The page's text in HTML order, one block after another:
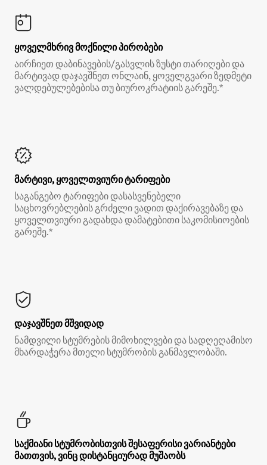
ყოველმხრივ მოქნილი პირობები
აირჩიეთ დაბინავების/გასვლის ზუსტი თარიღები და
მარტივად დაჯავშნეთ ონლაინ, ყოველგვარი ზედმეტი
ვალდებულებებისა თუ ბიუროკრატიის გარეშე.*
მარტივი, ყოველთვიური ტარიფები
საგანგებო ტარიფები დასასვენებელი
საცხოვრებლების გრძელი ვადით დაქირავებაზე და
ყოველთვიური გადახდა დამატებითი საკომისიოების
გარეშე.*
დაჯავშნეთ მშვიდად
ნამდვილი სტუმრების მიმოხილვები და სადღეღამისო
მხარდაჭერა მთელი სტუმრობის განმავლობაში.
საქმიანი სტუმრობისთვის შესაფერისი ვარიანტები
მათთვის, ვინც დისტანციურად მუშაობს